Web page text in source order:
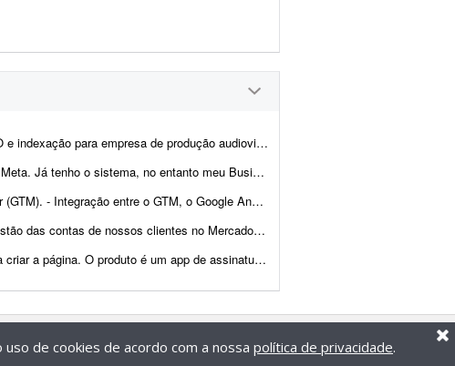
audiovisual. A Casa de Filmes está buscando um profissional experiente para estruturar e ger...
Manager do Facebook está desorganizado, com muitas contas de portfó...
o Google Analytics 4 (GA4) e o Google Ads. - Configuração das p...
Mercado Livre. ### Atividades * Gestão e otimização dos anúncios; * Cria...
de assinatura para leitores. Gostaria de alguém que já tivesse experi&ec...
de cookies de acordo com a nossa política de privacidade.